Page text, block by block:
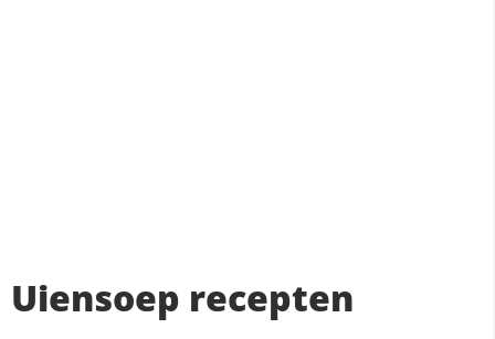
Uiensoep recepten